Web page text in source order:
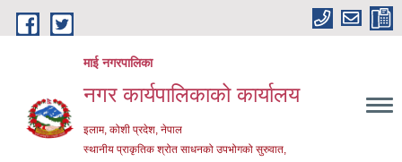
Skip to main content
माई नगरपालिका
नगर कार्यपालिकाको कार्यालय
इलाम, कोशी प्रदेश, नेपाल
स्थानीय प्राकृतिक श्रोत साधनको उपभोगको सुरुवात,